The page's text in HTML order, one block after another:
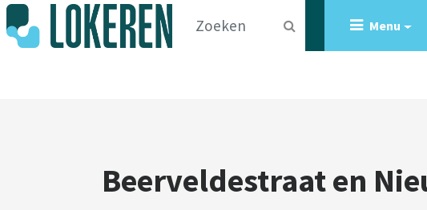
Menu
Beerveldestraat en